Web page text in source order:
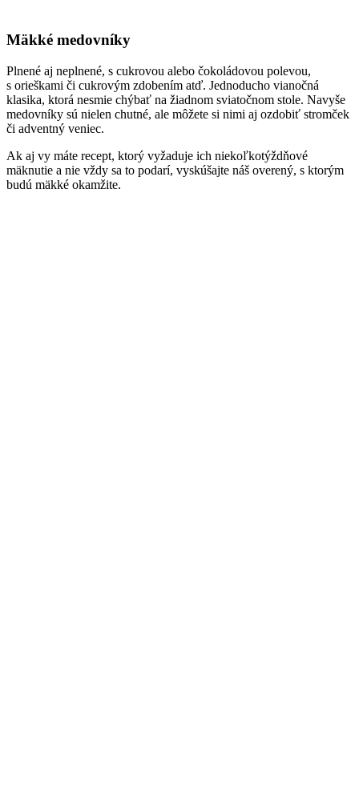
Mäkké medovníky
Plnené aj neplnené, s cukrovou alebo čokoládovou polevou,
s orieškami či cukrovým zdobením atď. Jednoducho vianočná
klasika, ktorá nesmie chýbať na žiadnom sviatočnom stole. Navyše
medovníky sú nielen chutné, ale môžete si nimi aj ozdobiť stromček
či adventný veniec.
Ak aj vy máte recept, ktorý vyžaduje ich niekoľkotýždňové
mäknutie a nie vždy sa to podarí, vyskúšajte náš overený, s ktorým
budú mäkké okamžite.